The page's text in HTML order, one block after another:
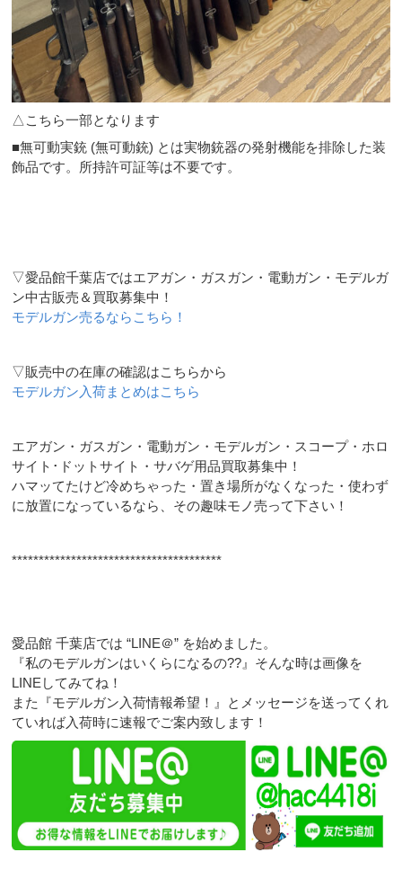
△こちら一部となります
■無可動実銃 (無可動銃) とは実物銃器の発射機能を排除した装
飾品です。所持許可証等は不要です。
▽愛品館千葉店ではエアガン・ガスガン・電動ガン・モデルガ
ン中古販売＆買取募集中！
モデルガン売るならこちら！
▽販売中の在庫の確認はこちらから
モデルガン入荷まとめはこちら
エアガン・ガスガン・電動ガン・モデルガン・スコープ・ホロ
サイト･ドットサイト・サバゲ用品買取募集中！
ハマッてたけど冷めちゃった・置き場所がなくなった・使わず
に放置になっているなら、その趣味モノ売って下さい！
***************************************
愛品館 千葉店では “LINE＠” を始めました。
『私のモデルガンはいくらになるの??』そんな時は画像を
LINEしてみてね！
また『モデルガン入荷情報希望！』とメッセージを送ってくれ
ていれば入荷時に速報でご案内致します！